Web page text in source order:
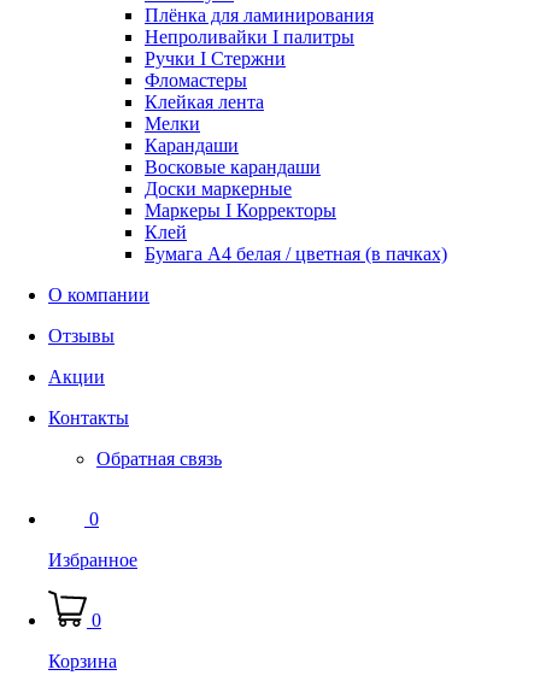
Плёнка для ламинирования
Непроливайки I палитры
Ручки I Стержни
Фломастеры
Клейкая лента
Мелки
Карандаши
Восковые карандаши
Доски маркерные
Маркеры I Корректоры
Клей
Бумага А4 белая / цветная (в пачках)
О компании
Отзывы
Акции
Контакты
Обратная связь
0
Избранное
0
Корзина